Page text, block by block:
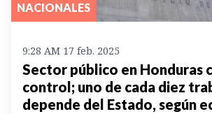
NACIONALES
9:28 AM 17 feb. 2025
Sector público en Honduras
control; uno de cada diez
depende del Estado, según